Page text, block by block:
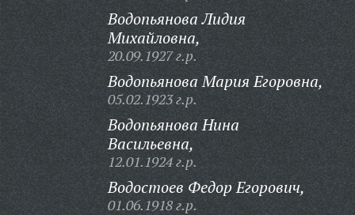
Водопьянова Лидия
Михайловна,
20.09.1927 г.р.
Водопьянова Мария Егоровна,
05.02.1923 г.р.
Водопьянова Нина
Васильевна,
12.01.1924 г.р.
Водостоев Федор Егорович,
01.06.1918 г.р.